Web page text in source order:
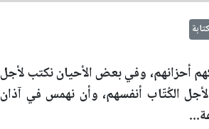
أحزانهم، وفي بعض الأحيان نكتب لأجل
الكُتّاب أنفسهم، وأن نهمس في آذان